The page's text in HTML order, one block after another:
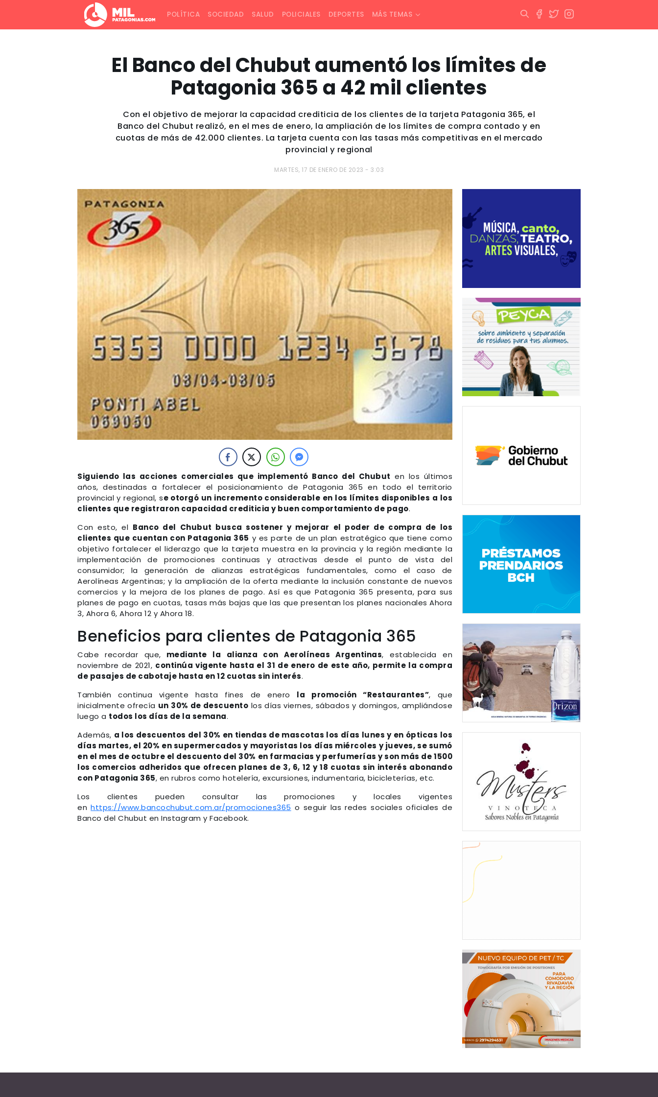
POLÍTICA SOCIEDAD SALUD POLICIALES DEPORTES MÁS TEMAS
El Banco del Chubut aumentó los límites de
Patagonia 365 a 42 mil clientes
Con el objetivo de mejorar la capacidad crediticia de los clientes de la tarjeta Patagonia 365, el
Banco del Chubut realizó, en el mes de enero, la ampliación de los límites de compra contado y en
cuotas de más de 42.000 clientes. La tarjeta cuenta con las tasas más competitivas en el mercado
provincial y regional
MARTES, 17 DE ENERO DE 2023 - 3:03
Siguiendo las acciones comerciales que implementó Banco del Chubut en los últimos
años, destinadas a fortalecer el posicionamiento de Patagonia 365 en todo el territorio
provincial y regional, se otorgó un incremento considerable en los límites disponibles a los
clientes que registraron capacidad crediticia y buen comportamiento de pago.
Con esto, el Banco del Chubut busca sostener y mejorar el poder de compra de los
clientes que cuentan con Patagonia 365 y es parte de un plan estratégico que tiene como
objetivo fortalecer el liderazgo que la tarjeta muestra en la provincia y la región mediante la
implementación de promociones continuas y atractivas desde el punto de vista del
consumidor; la generación de alianzas estratégicas fundamentales, como el caso de
Aerolíneas Argentinas; y la ampliación de la oferta mediante la inclusión constante de nuevos
comercios y la mejora de los planes de pago. Así es que Patagonia 365 presenta, para sus
planes de pago en cuotas, tasas más bajas que las que presentan los planes nacionales Ahora
3, Ahora 6, Ahora 12 y Ahora 18.
Beneficios para clientes de Patagonia 365
Cabe recordar que, mediante la alianza con Aerolíneas Argentinas, establecida en
noviembre de 2021, continúa vigente hasta el 31 de enero de este año, permite la compra
de pasajes de cabotaje hasta en 12 cuotas sin interés.
También continua vigente hasta fines de enero la promoción “Restaurantes”, que
inicialmente ofrecía un 30% de descuento los días viernes, sábados y domingos, ampliándose
luego a todos los días de la semana.
Además, a los descuentos del 30% en tiendas de mascotas los días lunes y en ópticas los
días martes, el 20% en supermercados y mayoristas los días miércoles y jueves, se sumó
en el mes de octubre el descuento del 30% en farmacias y perfumerías y son más de 1500
los comercios adheridos que ofrecen planes de 3, 6, 12 y 18 cuotas sin interés abonando
con Patagonia 365, en rubros como hotelería, excursiones, indumentaria, bicicleterías, etc.
Los clientes pueden consultar las promociones y locales vigentes
enhttps://www.bancochubut.com.ar/promociones365 o seguir las redes sociales oficiales de
Banco del Chubut en Instagram y Facebook.